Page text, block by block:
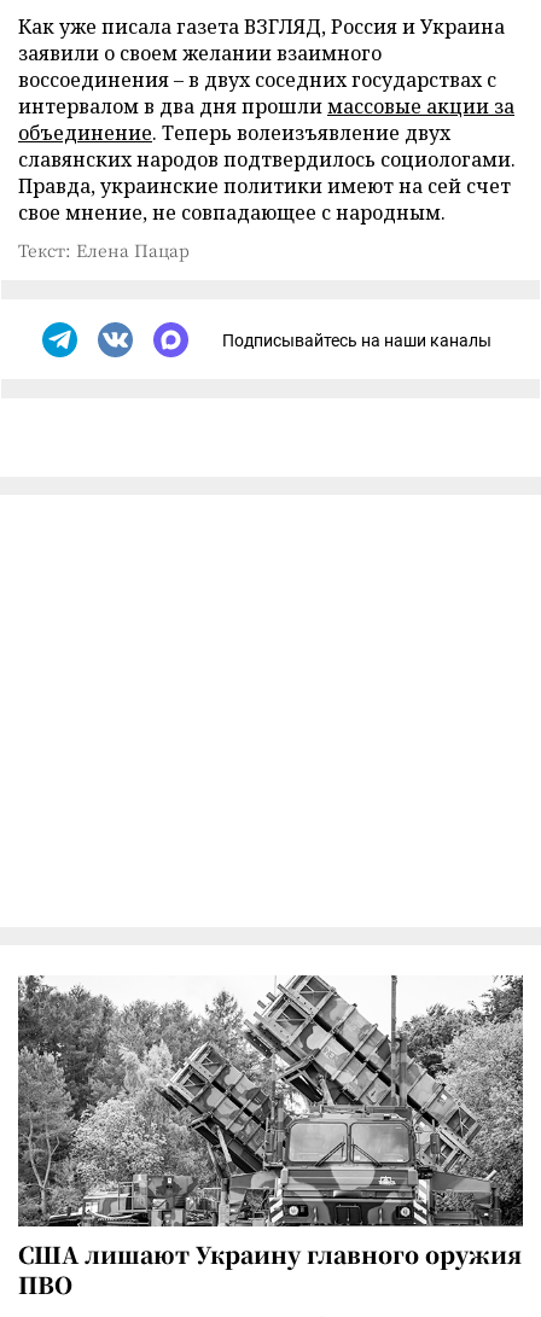
Как уже писала газета ВЗГЛЯД, Россия и Украина
заявили о своем желании взаимного
воссоединения – в двух соседних государствах с
интервалом в два дня прошлимассовые акции за
объединение. Теперь волеизъявление двух
славянских народов подтвердилось социологами.
Правда, украинские политики имеют на сей счет
свое мнение, не совпадающее с народным.
Текст: Елена Пацар
Подписывайтесь на наши каналы
США лишают Украину главного оружия
ПВО